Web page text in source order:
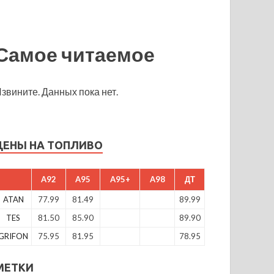
читаемое
Данных пока нет.
НА ТОПЛИВО
A92 A95 A95+ A98 ДТ
ATAN 77.99 81.49
89.99
TES
81.50 85.90
89.90
75.95 81.95 78.95